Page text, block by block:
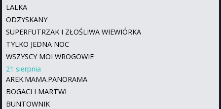
LALKA
ODZYSKANY
SUPERFUTRZAK I ZŁOŚLIWA WIEWIÓRKA
TYLKO JEDNA NOC
WSZYSCY MOI WROGOWIE
21 sierpnia
AREK.MAMA.PANORAMA
BOGACI I MARTWI
BUNTOWNIK